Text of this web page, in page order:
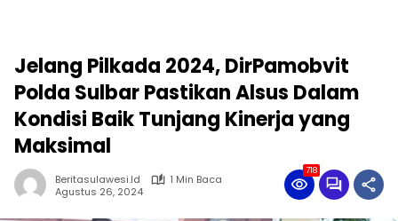
Jelang Pilkada 2024, DirPamobvit
Polda Sulbar Pastikan Alsus Dalam
Kondisi Baik Tunjang Kinerja yang
Maksimal
Beritasulawesi.id
1 Min Baca
Agustus 26, 2024
718